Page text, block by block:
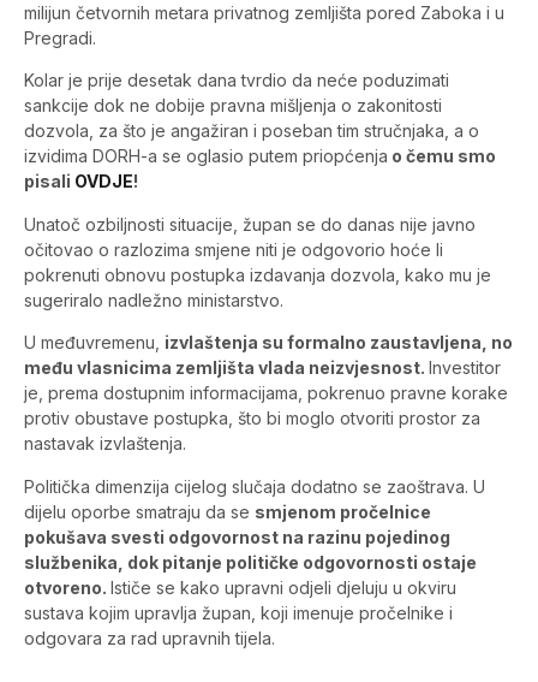
milijun četvornih metara privatnog zemljišta pored Zaboka i u
Pregradi.
Kolar je prije desetak dana tvrdio da neće poduzimati
sankcije dok ne dobije pravna mišljenja o zakonitosti
dozvola, za što je angažiran i poseban tim stručnjaka, a o
izvidima DORH-a se oglasio putem priopćenja o čemu smo
pisali OVDJE!
Unatoč ozbiljnosti situacije, župan se do danas nije javno
očitovao o razlozima smjene niti je odgovorio hoće li
pokrenuti obnovu postupka izdavanja dozvola, kako mu je
sugeriralo nadležno ministarstvo.
U međuvremenu, izvlaštenja su formalno zaustavljena, no
među vlasnicima zemljišta vlada neizvjesnost. Investitor
je, prema dostupnim informacijama, pokrenuo pravne korake
protiv obustave postupka, što bi moglo otvoriti prostor za
nastavak izvlaštenja.
Politička dimenzija cijelog slučaja dodatno se zaoštrava. U
dijelu oporbe smatraju da se smjenom pročelnice
pokušava svesti odgovornost na razinu pojedinog
službenika, dok pitanje političke odgovornosti ostaje
otvoreno. Ističe se kako upravni odjeli djeluju u okviru
sustava kojim upravlja župan, koji imenuje pročelnike i
odgovara za rad upravnih tijela.